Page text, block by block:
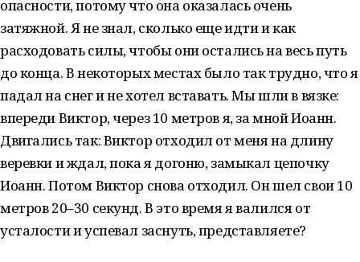
опасности, потому что она оказалась очень
затяжной. Я не знал, сколько еще идти и как
расходовать силы, чтобы они остались на весь путь
до конца. В некоторых местах было так трудно, что я
падал на снег и не хотел вставать. Мы шли в вязке:
впереди Виктор, через 10 метров я, за мной Иоанн.
Двигались так: Виктор отходил от меня на длину
веревки и ждал, пока я догоню, замыкал цепочку
Иоанн. Потом Виктор снова отходил. Он шел свои 10
метров 20–30 секунд. В это время я валился от
усталости и успевал заснуть, представляете?